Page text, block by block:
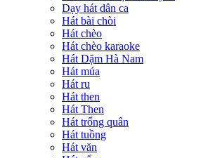
Dạy hát dân ca
Hát bài chòi
Hát chèo
Hát chèo karaoke
Hát Dặm Hà Nam
Hát múa
Hát ru
Hát then
Hát Then
Hát trống quân
Hát tuồng
Hát văn